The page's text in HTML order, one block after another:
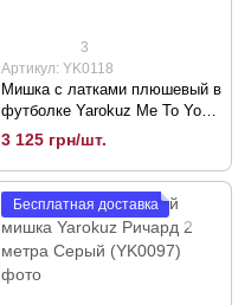
3
Артикул: YK0118
Мишка с латками плюшевый в
футболке Yarokuz Me To You
160 см Серый (YK0118)
3 125 грн/шт.
Бесплатная доставка